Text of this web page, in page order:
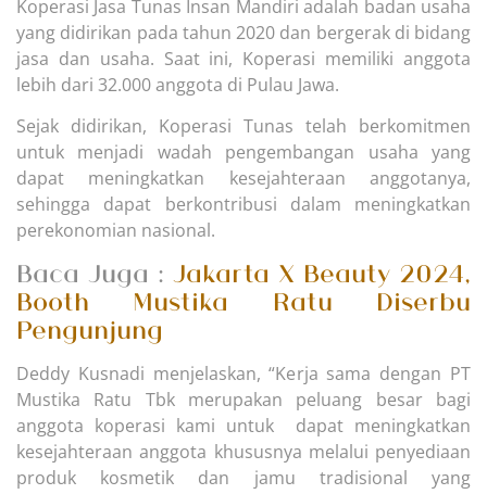
Koperasi Jasa Tunas Insan Mandiri adalah badan usaha
yang didirikan pada tahun 2020 dan bergerak di bidang
jasa dan usaha. Saat ini, Koperasi memiliki anggota
lebih dari 32.000 anggota di Pulau Jawa.
Sejak didirikan, Koperasi Tunas telah berkomitmen
untuk menjadi wadah pengembangan usaha yang
dapat meningkatkan kesejahteraan anggotanya,
sehingga dapat berkontribusi dalam meningkatkan
perekonomian nasional.
Baca Juga : Jakarta X Beauty 2024,
Booth Mustika Ratu Diserbu
Pengunjung
Deddy Kusnadi menjelaskan, “Kerja sama dengan PT
Mustika Ratu Tbk merupakan peluang besar bagi
anggota koperasi kami untuk dapat meningkatkan
kesejahteraan anggota khususnya melalui penyediaan
produk kosmetik dan jamu tradisional yang